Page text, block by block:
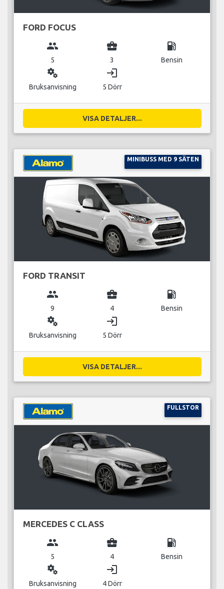
FORD FOCUS
group
5
business_center
3
local_gas_station
Bensin
miscellaneous_services
Bruksanvisning
login
5 Dörr
VISA DETALJER...
MINIBUSS MED 9 SÄTEN
FORD TRANSIT
group
9
business_center
4
local_gas_station
Bensin
miscellaneous_services
Bruksanvisning
login
5 Dörr
VISA DETALJER...
FULLSTOR
MERCEDES C CLASS
group
5
business_center
4
local_gas_station
Bensin
miscellaneous_services
Bruksanvisning
login
4 Dörr